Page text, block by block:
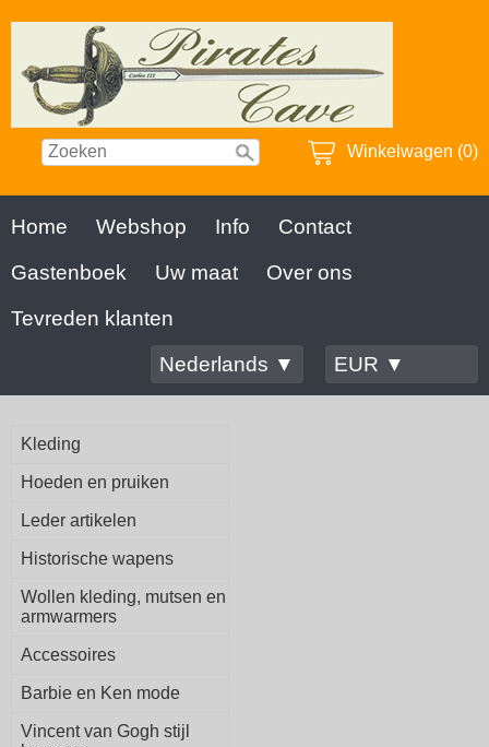
Winkelwagen (0)
Home Webshop Info
Contact
Gastenboek
Uw maat
Over ons
Tevreden klanten
Nederlands ▼
EUR ▼
Kleding
Hoeden en pruiken
Leder artikelen
Historische wapens
Wollen kleding, mutsen en
armwarmers
Accessoires
Barbie en Ken mode
Vincent van Gogh stijl